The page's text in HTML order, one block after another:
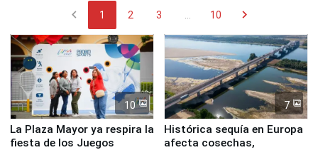
chevron_left 1 2 3 10 chevron_right
10
La Plaza Mayor ya respira la
fiesta de los Juegos
7
Histórica sequía en Europa
afecta cosechas,